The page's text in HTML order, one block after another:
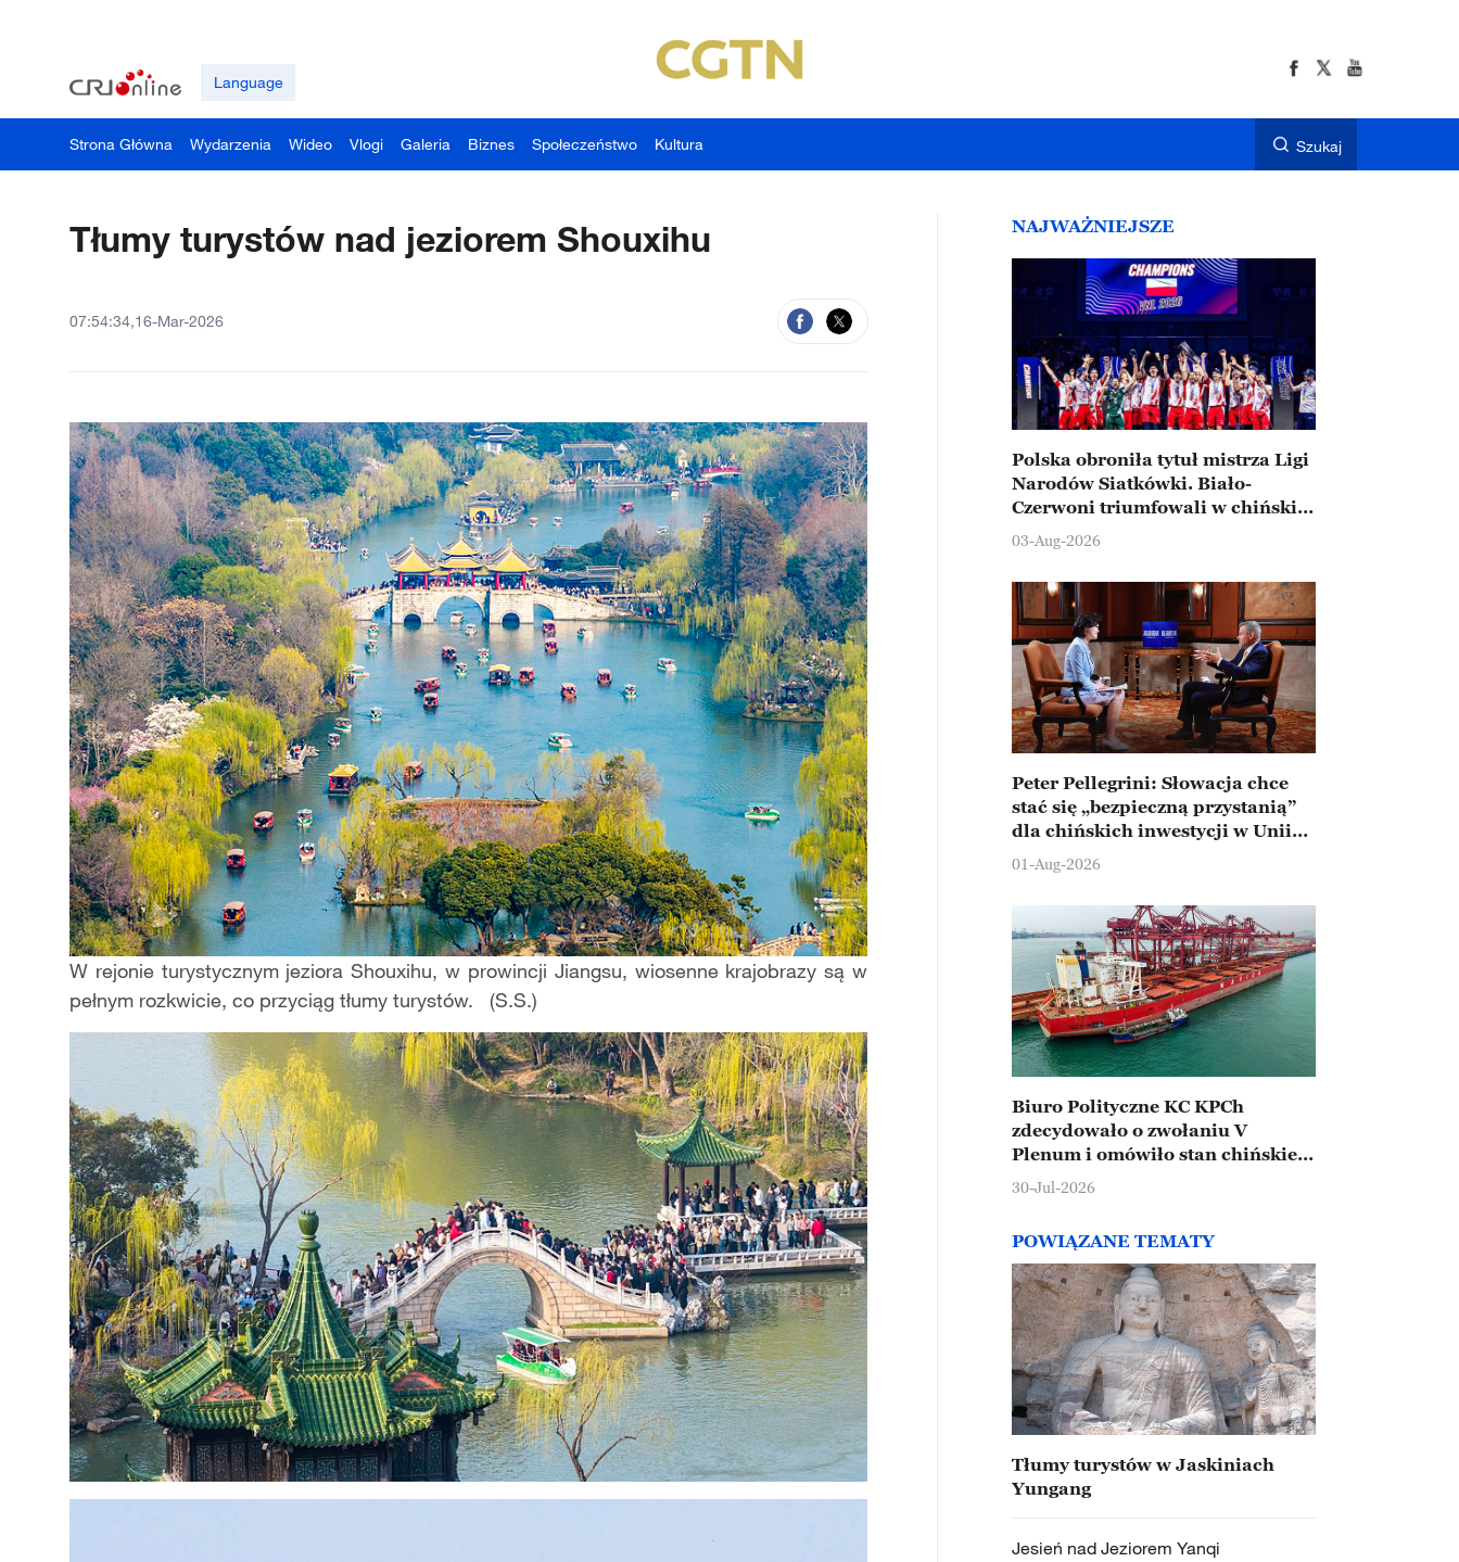
Language
Strona Główna Wydarzenia Wideo Vlogi Galeria Biznes Społeczeństwo Kultura Szukaj
Tłumy turystów nad jeziorem Shouxihu
07:54:34,16-Mar-2026
W rejonie turystycznym jeziora Shouxihu, w prowincji Jiangsu, wiosenne krajobrazy są w
pełnym rozkwicie, co przyciąg tłumy turystów. (S.S.)
NAJWAŻNIEJSZE
Polska obroniła tytuł mistrza Ligi
Narodów Siatkówki. Biało-
Czerwoni triumfowali w chińskim
Ningbo
03-Aug-2026
Peter Pellegrini: Słowacja chce
stać się „bezpieczną przystanią”
dla chińskich inwestycji w Unii
Europejskiej
01-Aug-2026
Biuro Polityczne KC KPCh
zdecydowało o zwołaniu V
Plenum i omówiło stan chińskiej
gospodarki
30-Jul-2026
POWIĄZANE TEMATY
Tłumy turystów w Jaskiniach
Yungang
Jesień nad Jeziorem Yanqi